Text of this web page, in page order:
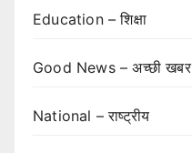
Education – शिक्षा
Good News – अच्छी खबर
National – राष्ट्रीय